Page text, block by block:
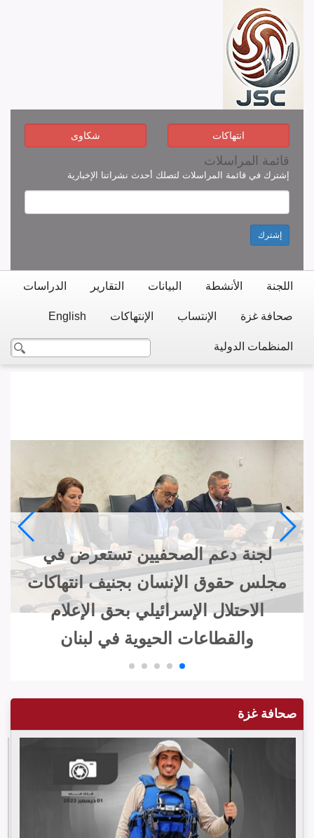
انتهاكات شكاوى
قائمة المراسلات
إشترك في قائمة المراسلات لتصلك أحدث نشراتنا الإخبارية
إشترك
اللجنة الأنشطة البيانات التقارير الدراسات
صحافة غزة الإنتساب الإنتهاكات English
المنظمات الدولية
لجنة دعم الصحفيين تستعرض في
مجلس حقوق الإنسان بجنيف انتهاكات
الاحتلال الإسرائيلي بحق الإعلام
والقطاعات الحيوية في لبنان
صحافة غزة